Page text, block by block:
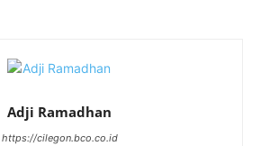
Adji Ramadhan
https://cilegon.bco.co.id